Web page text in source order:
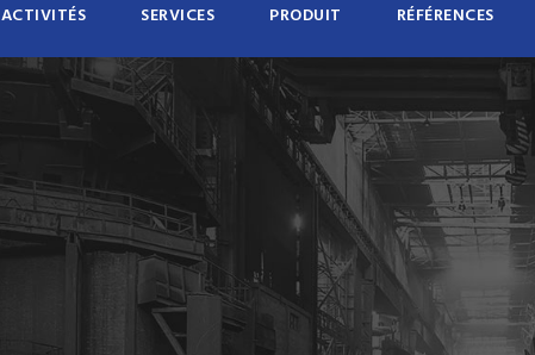
ACTIVITÉS SERVICES PRODUIT RÉFÉRENCES